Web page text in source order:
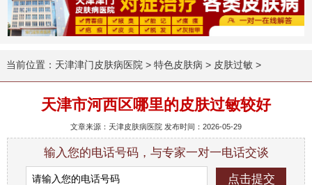
当前位置： 天津津门皮肤病医院 > 特色皮肤病 > 皮肤过敏 >
天津市河西区哪里的皮肤过敏较好
文章来源：天津皮肤病医院 发布时间：2026-05-29
输入您的电话号码，与专家一对一电话交谈